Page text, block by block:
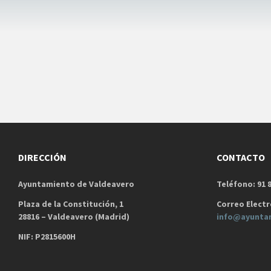
DIRECCIÓN
Ayuntamiento de Valdeavero
Plaza de la Constitución, 1
28816 – Valdeavero (Madrid)
NIF: P2815600H
CONTACTO
Teléfono: 91
Correo